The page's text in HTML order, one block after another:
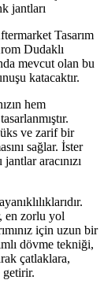
jantları
Tasarım
Dudaklı
mevcut olan bu
katacaktır.
hem
ve zarif bir
sağlar. İster
aracınızı
en zorlu yol
için uzun bir
dövme tekniği,
çatlaklara,
getirir.